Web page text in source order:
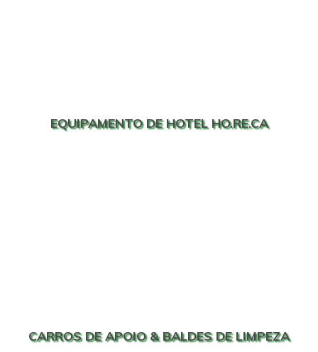
EQUIPAMENTO DE HOTEL HO.RE.CA
CARROS DE APOIO & BALDES DE LIMPEZA